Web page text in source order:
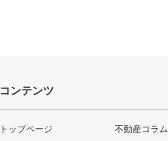
コンテンツ
トップページ
不動産コラム